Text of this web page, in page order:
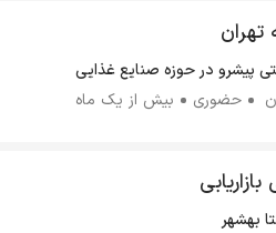
پیشرو در حوزه صنایع غذایی
حضوری بیش از یک ماه
بهشهر